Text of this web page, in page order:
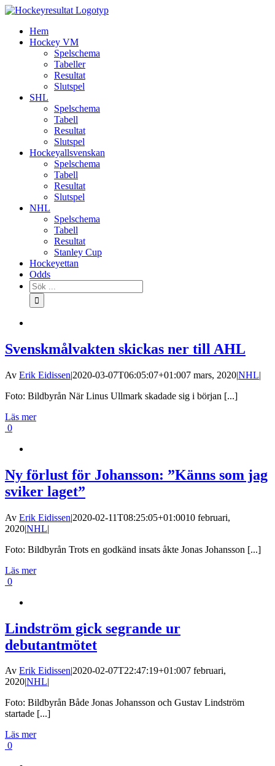
Fortsätt
innehållet
Hem
Hockey VM
Spelschema
Tabeller
Resultat
Slutspel
SHL
Spelschema
Tabell
Resultat
Slutspel
Hockeyallsvenskan
Spelschema
Tabell
Resultat
Slutspel
NHL
Spelschema
Tabell
Resultat
Stanley Cup
Hockeyettan
Odds
Sök
efter:
Svenskmålvakten skickas ner till AHL
Av Erik Eidissen|2020-03-07T06:05:07+01:007 mars, 2020|NHL|
Foto: Bildbyrån När Linus Ullmark skadade sig i början [...]
Läs mer
0
Ny förlust för Johansson: ”Känns som jag
sviker laget”
Av Erik Eidissen|2020-02-11T08:25:05+01:0010 februari,
2020|NHL|
Foto: Bildbyrån Trots en godkänd insats åkte Jonas Johansson [...]
Läs mer
0
Lindström gick segrande ur
debutantmötet
Av Erik Eidissen|2020-02-07T22:47:19+01:007 februari,
2020|NHL|
Foto: Bildbyrån Både Jonas Johansson och Gustav Lindström
startade [...]
Läs mer
0